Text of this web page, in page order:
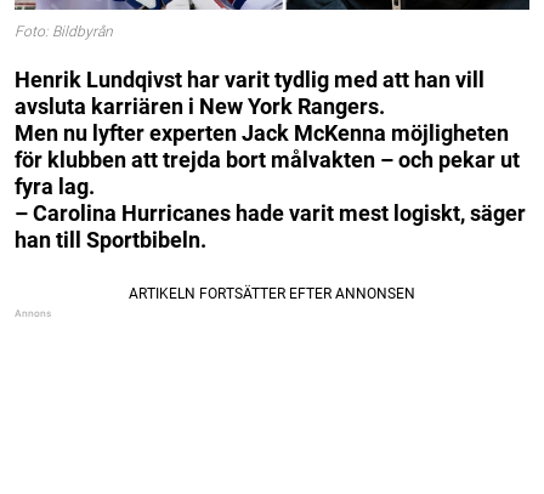
Foto: Bildbyrån
Henrik Lundqivst har varit tydlig med att han vill
avsluta karriären i New York Rangers.
Men nu lyfter experten Jack McKenna möjligheten
för klubben att trejda bort målvakten – och pekar ut
fyra lag.
– Carolina Hurricanes hade varit mest logiskt, säger
han till Sportbibeln.